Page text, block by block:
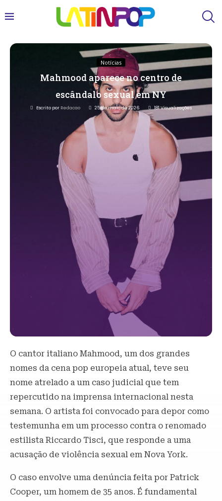
Notícias
Mahmood aparece no centro de
escândalo sexual em NY
Escrito por Redacao 25 de maio de 2026 181Visualizações
O cantor italiano Mahmood, um dos grandes
nomes da cena pop europeia atual, teve seu
nome atrelado a um caso judicial que tem
repercutido na imprensa internacional nesta
semana. O artista foi convocado para depor como
testemunha em um processo contra o renomado
estilista Riccardo Tisci, que responde a uma
acusação de violência sexual em Nova York.
O caso envolve uma denúncia feita por Patrick
Cooper, um homem de 35 anos. É fundamental